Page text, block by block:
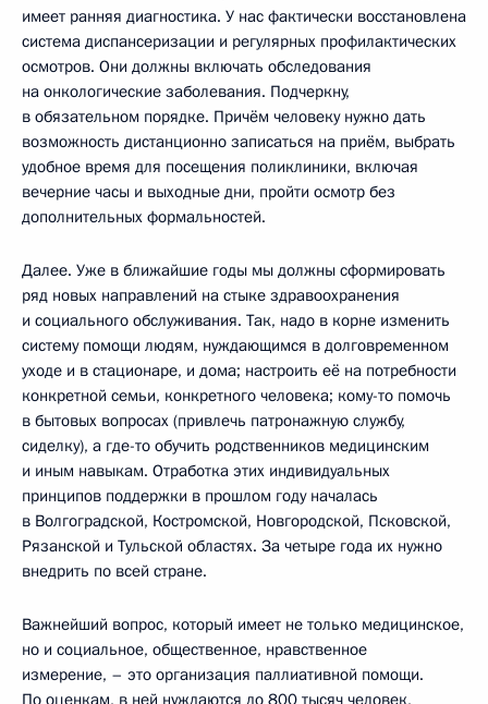
имеет ранняя диагностика. У нас фактически восстановлена
система диспансеризации и регулярных профилактических
осмотров. Они должны включать обследования
на онкологические заболевания. Подчеркну,
в обязательном порядке. Причём человеку нужно дать
возможность дистанционно записаться на приём, выбрать
удобное время для посещения поликлиники, включая
вечерние часы и выходные дни, пройти осмотр без
дополнительных формальностей.
Далее. Уже в ближайшие годы мы должны сформировать
ряд новых направлений на стыке здравоохранения
и социального обслуживания. Так, надо в корне изменить
систему помощи людям, нуждающимся в долговременном
уходе и в стационаре, и дома; настроить её на потребности
конкретной семьи, конкретного человека; кому-то помочь
в бытовых вопросах (привлечь патронажную службу,
сиделку), а где-то обучить родственников медицинским
и иным навыкам. Отработка этих индивидуальных
принципов поддержки в прошлом году началась
в Волгоградской, Костромской, Новгородской, Псковской,
Рязанской и Тульской областях. За четыре года их нужно
внедрить по всей стране.
Важнейший вопрос, который имеет не только медицинское,
но и социальное, общественное, нравственное
измерение, – это организация паллиативной помощи.
По оценкам, в ней нуждаются до 800 тысяч человек,